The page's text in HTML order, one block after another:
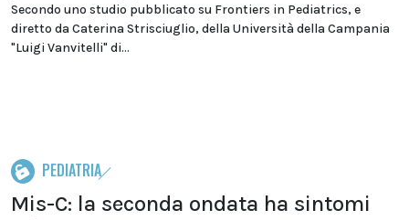
Secondo uno studio pubblicato su Frontiers in Pediatrics, e
diretto da Caterina Strisciuglio, della Università della Campania
"Luigi Vanvitelli" di...
PEDIATRIA
Mis-C: la seconda ondata ha sintomi